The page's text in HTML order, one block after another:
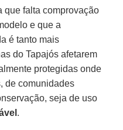
que falta comprovação
e que a
é tanto mais
do Tapajós afetarem
protegidas onde
de comunidades
seja de uso
.